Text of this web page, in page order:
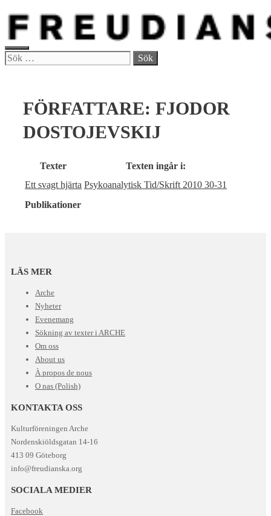
Hoppa
innehåll
MENY
Sök
FÖRFATTARE: FJODOR
DOSTOJEVSKIJ
Texter
Texten ingår i:
Ett svagt hjärta Psykoanalytisk Tid/Skrift 2010 30-31
Publikationer
LÄS MER
Arche
Nyheter
Evenemang
Sökning av texter i ARCHE
Om oss
About us
À propos de nous
O nas (Polish)
KONTAKTA OSS
Kulturföreningen Arche
Nordenskiöldsgatan 14-16
413 09 Göteborg
info@freudianska.org
SOCIALA MEDIER
Facebook